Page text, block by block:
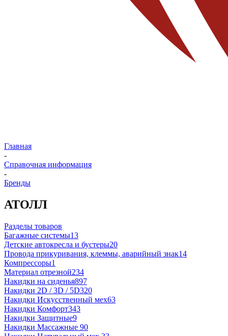
Главная
-
Справочная информация
-
Бренды
АТОЛЛ
Разделы товаров
Багажные системы13
Детские автокресла и бустеры20
Провода прикуривания, клеммы, аварийный знак14
Компрессоры1
Материал отрезной234
Накидки на сиденья897
Накидки 2D / 3D / 5D320
Накидки Искусственный мех63
Накидки Комфорт343
Накидки Защитные9
Накидки Массажные 90